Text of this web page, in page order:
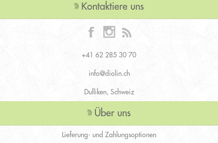
Kontaktiere uns
+41 62 285 30 70
info@diolin.ch
Dulliken, Schweiz
Über uns
Lieferung- und Zahlungsoptionen